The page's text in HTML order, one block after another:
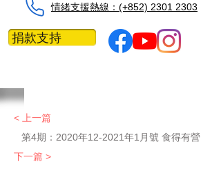
情緒支援熱線：​​(+852) 2301 2303
捐款支持
< 上一篇
第4期：2020年12-2021年1月號 食得有營
下一篇 >